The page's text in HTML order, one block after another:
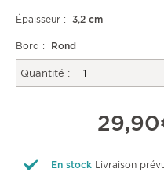
Épaisseur : 3,2 cm
Bord : Rond
Quantité :
En stock Livraison